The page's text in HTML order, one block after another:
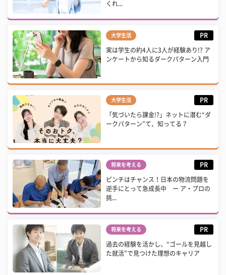
くれ...
大学生活 PR
実は学生の約4人に3人が経験あり!? ア
ンケートから知るダークパターン入門
大学生活 PR
「気づいたら課金!?」ネットに潜む“ダ
ークパターン”て、知ってる？
将来を考える PR
ピンチはチャンス！日本の物流問題を
逆手にとって急成長中 ー ア・プロの
挑...
将来を考える PR
過去の経験を活かし、“ゴールを見越し
た就活”で見つけた理想のキャリア